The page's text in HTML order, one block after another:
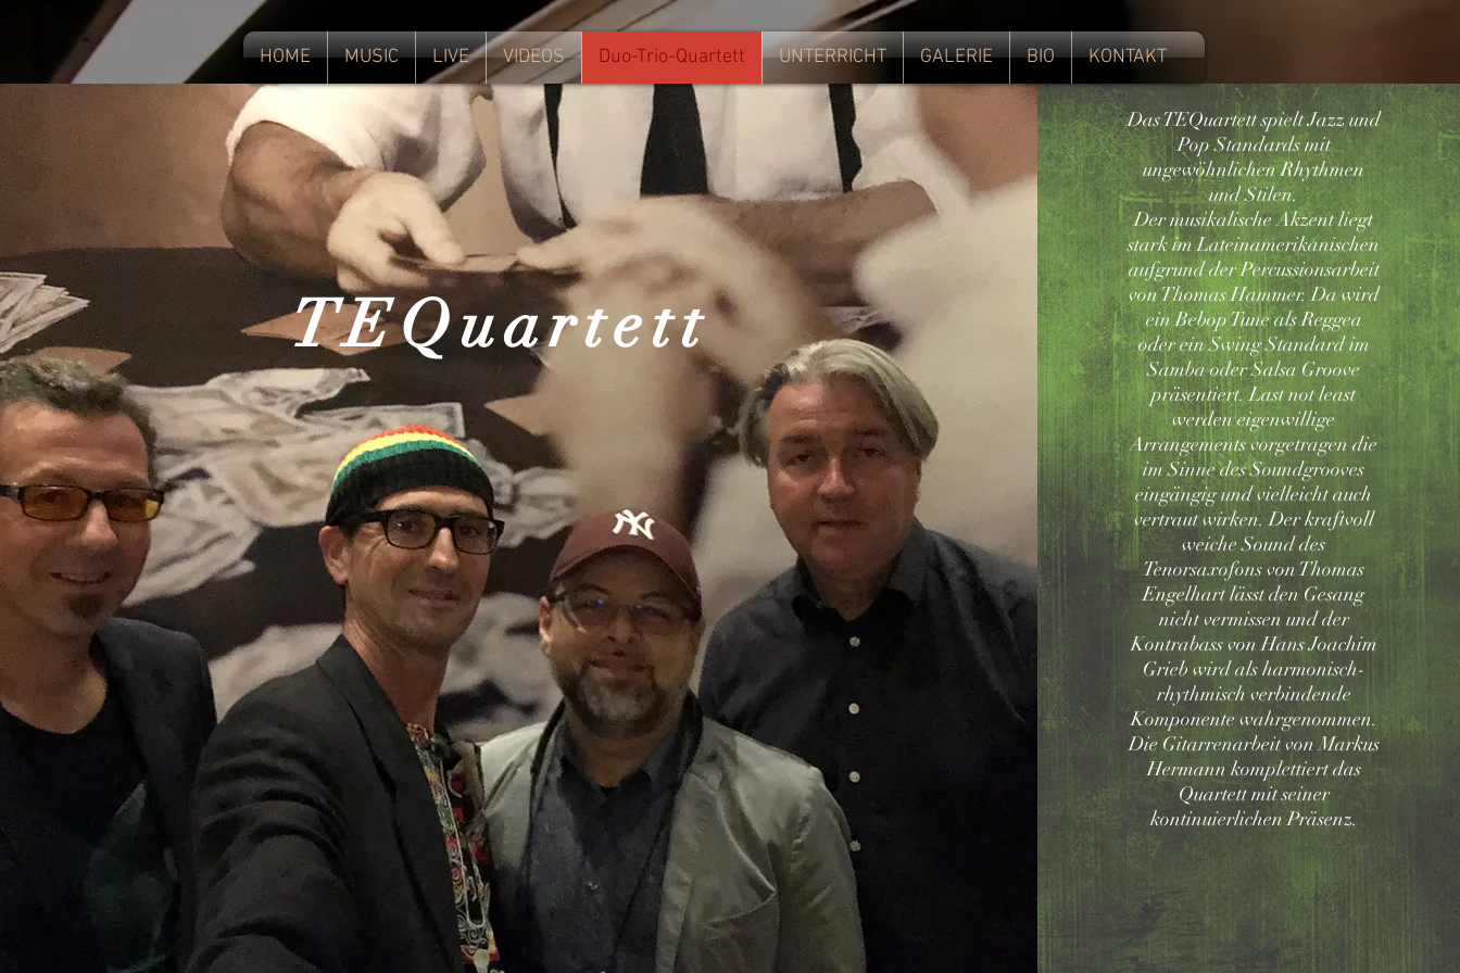
HOME MUSIC LIVE VIDEOS Duo-Trio-Quartett UNTERRICHT GALERIE BIO KONTAKT
TEQuartett
Das TEQuartett spielt Jazz und
Pop Standards mit
ungewöhnlichen Rhythmen
und Stilen.
Der musikalische Akzent liegt
stark im Lateinamerikanischen
aufgrund der Percussionsarbeit
von Thomas Hammer. Da wird
ein Bebop Tune als Reggea
oder ein Swing Standard im
Samba oder Salsa Groove
präsentiert. Last not least
werden eigenwillige
Arrangements vorgetragen die
im Sinne des Soundgrooves
eingängig und vielleicht auch
vertraut wirken. Der kraftvoll
weiche Sound des
Tenorsaxofons von Thomas
Engelhart lässt den Gesang
nicht vermissen und der
Kontrabass von Hans Joachim
Grieb wird als harmonisch-
rhythmisch verbindende
Komponente wahrgenommen.
Die Gitarrenarbeit von Markus
Hermann komplettiert das
Quartett mit seiner
kontinuierlichen Präsenz.